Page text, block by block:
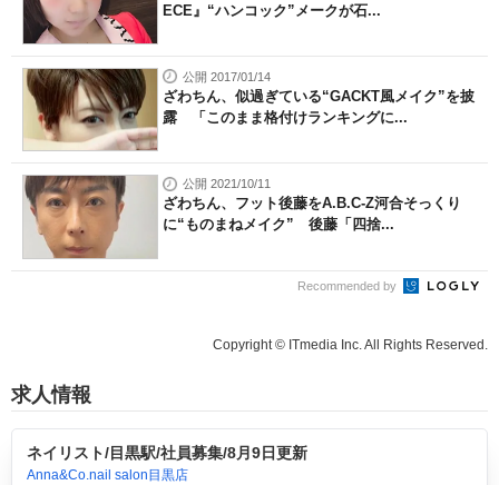
ECE』“ハンコック”メークが石...
公開 2017/01/14
ざわちん、似過ぎている“GACKT風メイク”を披
露 「このまま格付けランキングに...
公開 2021/10/11
ざわちん、フット後藤をA.B.C-Z河合そっくり
に“ものまねメイク” 後藤「四捨...
Recommended by
Copyright © ITmedia Inc. All Rights Reserved.
求人情報
ネイリスト/目黒駅/社員募集/8月9日更新
Anna&Co.nail salon目黒店